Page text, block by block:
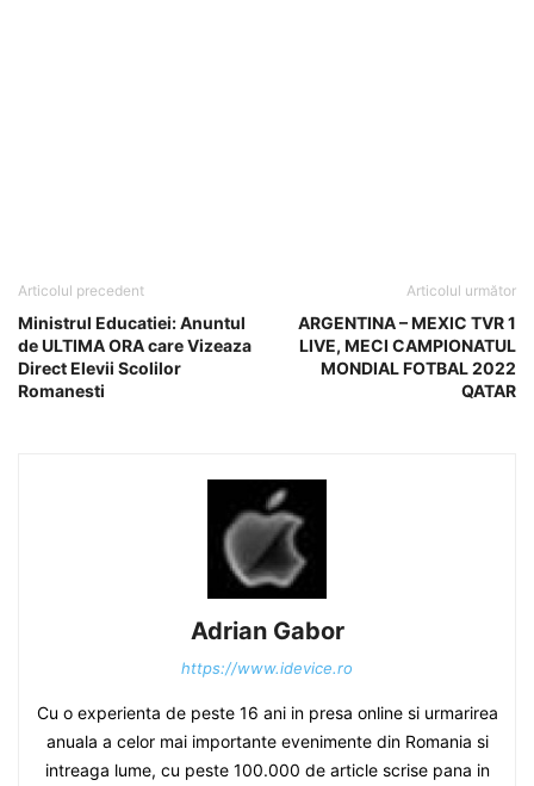
Articolul precedent
Ministrul Educatiei: Anuntul
de ULTIMA ORA care Vizeaza
Direct Elevii Scolilor
Romanesti
Articolul următor
ARGENTINA – MEXIC TVR 1
LIVE, MECI CAMPIONATUL
MONDIAL FOTBAL 2022
QATAR
Adrian Gabor
https://www.idevice.ro
Cu o experienta de peste 16 ani in presa online si urmarirea
anuala a celor mai importante evenimente din Romania si
intreaga lume, cu peste 100.000 de article scrise pana in